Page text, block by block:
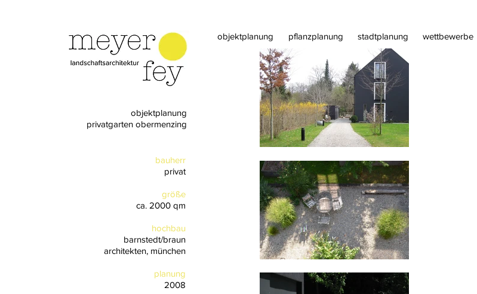
objektplanung pflanzplanung stadtplanung wettbewerbe
bauherr
privat
größe
ca. 2000 qm
hochbau
barnstedt/braun
architekten, münchen
planung
2008
objektplanung
privatgarten obermenzing